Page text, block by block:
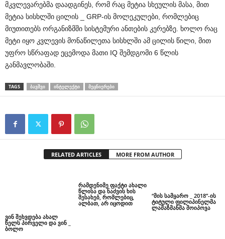
მკვლევარებმა დაადგინეს, რომ რაც მეტია სხეულის მასა, მით
მეტია სისხლში ცილის _ GRP-ის მოლეკულები, რომლებიც
მიუთითებს ორგანიზმში სისტემური ანთების კერებზე. ხოლო რაც
მეტი იყო კვლევის მონაწილეთა სისხლში ამ ცილის წილი, მით
უფრო სწრაფად ეცემოდა მათი IQ შემდგომი 6 წლის
განმავლობაში.
TAGS ᲑᲐᲕᲨᲕᲘ ᲘᲜᲢᲔᲚᲔᲥᲢᲘ ᲛᲔᲪᲜᲘᲔᲠᲔᲑᲘ
RELATED ARTICLES MORE FROM AUTHOR
ვინ შეხვდება ახალ
წელს პირველი და ვინ _
ბოლო
რამდენიმე ფაქტი ახალი
წლისა და ნაძვის ხის
შესახებ, რომლებიც,
ალბათ, არ იცოდით
“მის სამყარო _ 2018”-ის
ტიტული ფილიპინელმა
ლამაზმანმა მოიპოვა